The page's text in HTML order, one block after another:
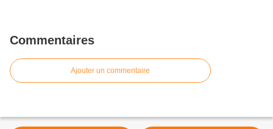
Commentaires
Ajouter un commentaire